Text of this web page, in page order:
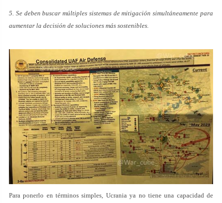
5. Se deben buscar múltiples sistemas de mitigación simultáneamente para
aumentar la decisión de soluciones más sostenibles.
Para ponerlo en términos simples, Ucrania ya no tiene una capacidad de